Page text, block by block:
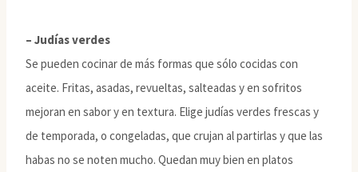
– Judías verdes
Se pueden cocinar de más formas que sólo cocidas con
aceite. Fritas, asadas, revueltas, salteadas y en sofritos
mejoran en sabor y en textura. Elige judías verdes frescas y
de temporada, o congeladas, que crujan al partirlas y que las
habas no se noten mucho. Quedan muy bien en platos